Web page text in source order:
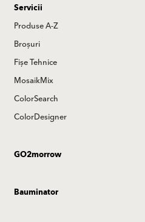
Servicii
Produse A-Z
Broșuri
Fișe Tehnice
MosaikMix
ColorSearch
ColorDesigner
GO2morrow
Bauminator